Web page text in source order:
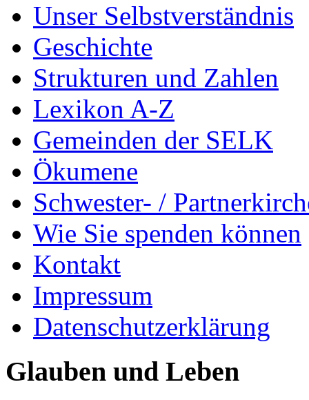
Unser Selbstverständnis
Geschichte
Strukturen und Zahlen
Lexikon A-Z
Gemeinden der SELK
Ökumene
Schwester- /
Wie Sie spenden können
Kontakt
Impressum
Datenschutzerklärung
Glauben und Leben